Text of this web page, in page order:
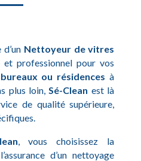
Nettoyeur de vitres
et professionnel pour vos
ou résidences à
plus loin, Sé-Clean est là
de qualité supérieure,
, vous choisissez la
d’un nettoyage